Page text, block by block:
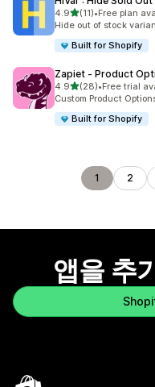
4.9별 5개 중
(11)
총 리뷰 11개
•Free plan
Hide out of stock
Built for Shopify
Zapiet ‑ Product
4.9별 5개 중
(28)
총 리뷰 28개
•Free trial
Custom Product
Built for Shopify
1 2
앱을 추